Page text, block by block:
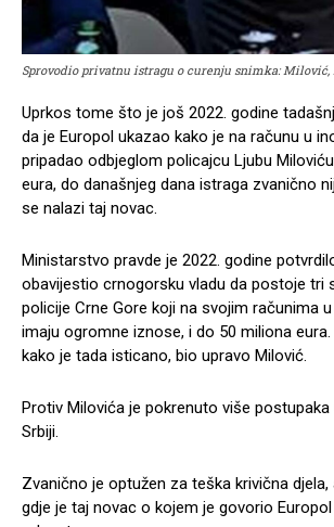
Sprovodio privatnu istragu o curenju snimka: Milović,
Uprkos tome što je još 2022. godine
da je Europol ukazao kako je na računu u
pripadao odbjeglom policajcu Ljubu
eura, do današnjeg dana istraga zvanično
se nalazi taj novac.
Ministarstvo pravde je 2022. godine
obavijestio crnogorsku vladu da postoje tri
policije Crne Gore koji na svojim računima
imaju ogromne iznose, i do 50 miliona
kako je tada isticano, bio upravo Milović.
Protiv Milovića je pokrenuto više postupaka
Srbiji.
Zvanično je optužen za teška krivična
gdje je taj novac o kojem je govorio